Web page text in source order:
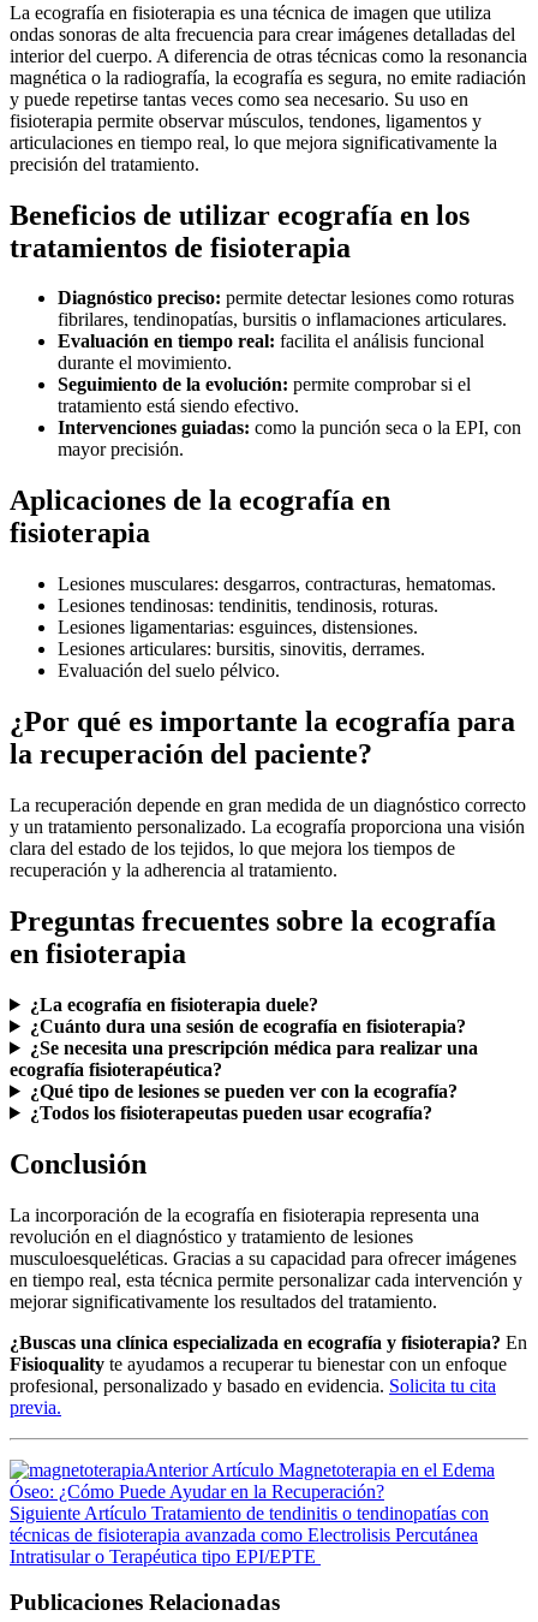
La ecografía en fisioterapia es una técnica de imagen que utiliza
ondas sonoras de alta frecuencia para crear imágenes detalladas del
interior del cuerpo. A diferencia de otras técnicas como la resonancia
magnética o la radiografía, la ecografía es segura, no emite radiación
y puede repetirse tantas veces como sea necesario. Su uso en
fisioterapia permite observar músculos, tendones, ligamentos y
articulaciones en tiempo real, lo que mejora significativamente la
precisión del tratamiento.
Beneficios de utilizar ecografía en los
tratamientos de fisioterapia
Diagnóstico preciso: permite detectar lesiones como roturas
fibrilares, tendinopatías, bursitis o inflamaciones articulares.
Evaluación en tiempo real: facilita el análisis funcional
durante el movimiento.
Seguimiento de la evolución: permite comprobar si el
tratamiento está siendo efectivo.
Intervenciones guiadas: como la punción seca o la EPI, con
mayor precisión.
Aplicaciones de la ecografía en
fisioterapia
Lesiones musculares: desgarros, contracturas, hematomas.
Lesiones tendinosas: tendinitis, tendinosis, roturas.
Lesiones ligamentarias: esguinces, distensiones.
Lesiones articulares: bursitis, sinovitis, derrames.
Evaluación del suelo pélvico.
¿Por qué es importante la ecografía para
la recuperación del paciente?
La recuperación depende en gran medida de un diagnóstico correcto
y un tratamiento personalizado. La ecografía proporciona una visión
clara del estado de los tejidos, lo que mejora los tiempos de
recuperación y la adherencia al tratamiento.
Preguntas frecuentes sobre la ecografía
en fisioterapia
¿La ecografía en fisioterapia duele?
¿Cuánto dura una sesión de ecografía en fisioterapia?
¿Se necesita una prescripción médica para realizar una
ecografía fisioterapéutica?
¿Qué tipo de lesiones se pueden ver con la ecografía?
¿Todos los fisioterapeutas pueden usar ecografía?
Conclusión
La incorporación de la ecografía en fisioterapia representa una
revolución en el diagnóstico y tratamiento de lesiones
musculoesqueléticas. Gracias a su capacidad para ofrecer imágenes
en tiempo real, esta técnica permite personalizar cada intervención y
mejorar significativamente los resultados del tratamiento.
¿Buscas una clínica especializada en ecografía y fisioterapia? En
Fisioquality te ayudamos a recuperar tu bienestar con un enfoque
profesional, personalizado y basado en evidencia. Solicita tu cita
previa.
Anterior Artículo Magnetoterapia en el Edema
Óseo: ¿Cómo Puede Ayudar en la Recuperación?
Siguiente Artículo Tratamiento de tendinitis o tendinopatías con
técnicas de fisioterapia avanzada como Electrolisis Percutánea
Intratisular o Terapéutica tipo EPI/EPTE
Publicaciones Relacionadas